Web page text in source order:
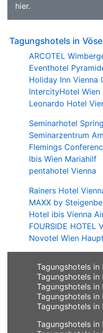
hier.
Tagungshotels in
ARCOTEL
Eventhotel
Holiday Inn Vienna
IntercityHotel Wien
Leonardo Hotel
Seminarhotel
Seminarzentrum
Flemings
Ibis Wien Mariahilf
pentahotel Vienna
Rainers Hotel
MAXX by
Hotel ibis Vienna
FOURSIDE HOTEL
Novotel Wien
Tagungshotels in
Tagungshotels in
Tagungshotels
Tagungshotels
Tagungshotels in
Tagungshotels in